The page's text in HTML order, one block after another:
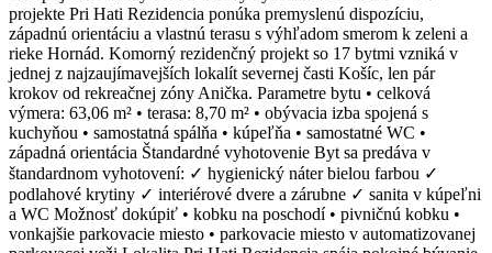
projekte Pri Hati Rezidencia ponúka premyslenú dispozíciu,
západnú orientáciu a vlastnú terasu s výhľadom smerom k zeleni a
rieke Hornád. Komorný rezidenčný projekt so 17 bytmi vzniká v
jednej z najzaujímavejších lokalít severnej časti Košíc, len pár
krokov od rekreačnej zóny Anička. Parametre bytu • celková
výmera: 63,06 m² • terasa: 8,70 m² • obývacia izba spojená s
kuchyňou • samostatná spálňa • kúpeľňa • samostatné WC •
západná orientácia Štandardné vyhotovenie Byt sa predáva v
štandardnom vyhotovení: ✓ hygienický náter bielou farbou ✓
podlahové krytiny ✓ interiérové dvere a zárubne ✓ sanita v kúpeľni
a WC Možnosť dokúpiť • kobku na poschodí • pivničnú kobku •
vonkajšie parkovacie miesto • parkovacie miesto v automatizovanej